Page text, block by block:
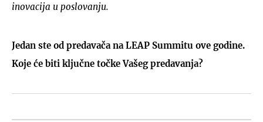
inovacija u poslovanju.
Jedan ste od predavača na LEAP Summitu ove godine.
Koje će biti ključne točke Vašeg predavanja?